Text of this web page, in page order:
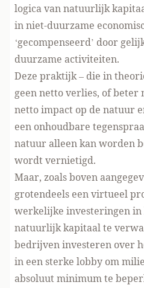
logica van natuurlijk
in niet-duurzame
‘gecompenseerd’ door
duurzame activiteiten.
Deze praktijk – die in
geennetto verlies, of beter
netto impact op de natuur
een onhoudbare
natuur alleen kan worden
wordt vernietigd.
Maar, zoals boven
grotendeels een virtueel
werkelijke investeringen in
natuurlijk kapitaalte
bedrijven investeren over
in een sterke lobby om
absoluut minimumte